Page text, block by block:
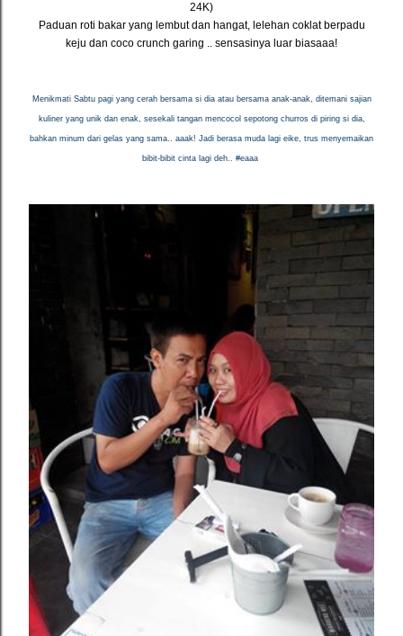
24K)
Paduan roti bakar yang lembut dan hangat, lelehan coklat berpadu
keju dan coco crunch garing .. sensasinya luar biasaaa!
Menikmati Sabtu pagi yang cerah bersama si dia atau bersama anak-anak, ditemani sajian
kuliner yang unik dan enak, sesekali tangan mencocol sepotong churros di piring si dia,
bahkan minum dari gelas yang sama.. aaak! Jadi berasa muda lagi eike, trus menyemaikan
bibit-bibit cinta lagi deh.. #eaaa